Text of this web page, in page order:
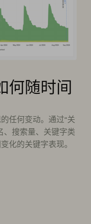
何随时间
任何变动。通过“关
、搜索量、关键字类
化的关键字表现。